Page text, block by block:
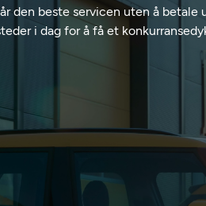
den beste servicen uten å betale
i dag for å få et